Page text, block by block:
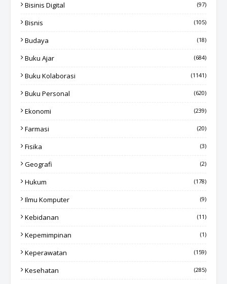
Bisinis Digital (97)
Bisnis (105)
Budaya (18)
Buku Ajar (684)
Buku Kolaborasi (1141)
Buku Personal (620)
Ekonomi (239)
Farmasi (20)
Fisika (3)
Geografi (2)
Hukum (178)
Ilmu Komputer (9)
Kebidanan (11)
Kepemimpinan (1)
Keperawatan (159)
Kesehatan (285)